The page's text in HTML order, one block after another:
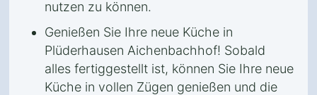
nutzen zu können.
Genießen Sie Ihre neue Küche in
Plüderhausen Aichenbachhof! Sobald
alles fertiggestellt ist, können Sie Ihre neue
Küche in vollen Zügen genießen und die